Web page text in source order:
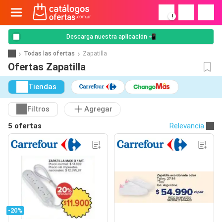
!
Descarga nuestra aplicación 📲
Todas las ofertas Zapatilla
Ofertas Zapatilla
Tiendas
Filtros
Agregar
5 ofertas
Relevancia
-20%